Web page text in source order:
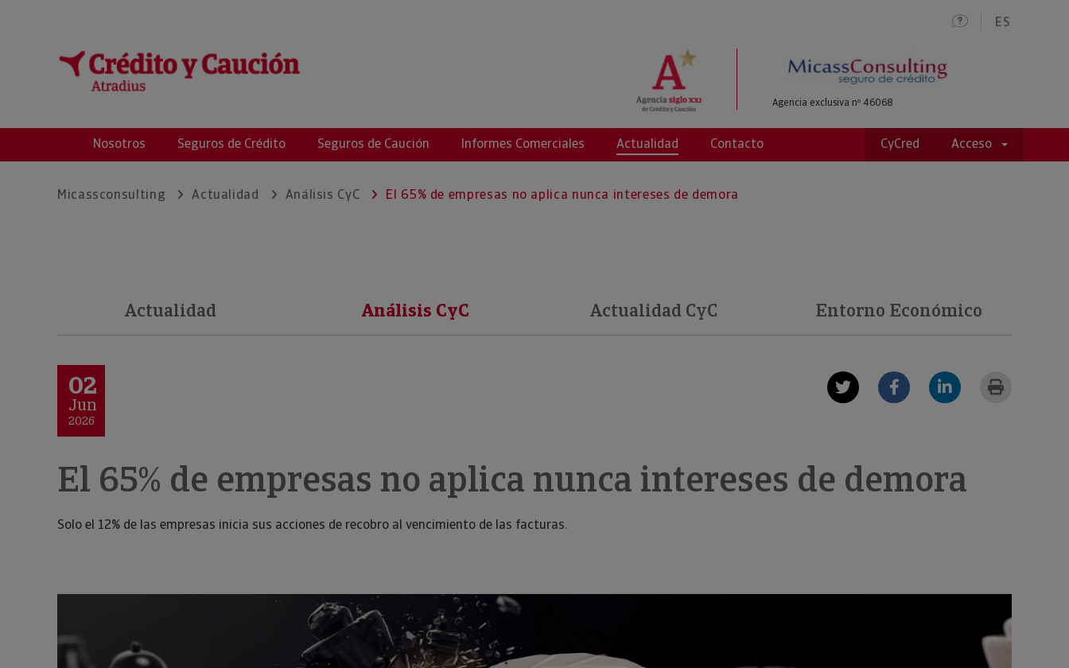
ES
Micass Consulting Agencia exclusiva nº 46068
Nosotros Seguros de Crédito Seguros de Caución Informes Comerciales Actualidad Contacto CyCred Acceso
Micassconsulting Actualidad Análisis CyC El 65% de empresas no aplica nunca intereses de demora
Actualidad Análisis CyC Actualidad CyC Entorno Económico
02
Jun
2026
El 65% de empresas no aplica nunca intereses de demora
Solo el 12% de las empresas inicia sus acciones de recobro al vencimiento de las facturas.